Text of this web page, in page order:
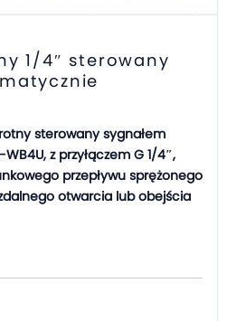
1/4″ sterowany
sterowany sygnałem
z przyłączem G 1/4″,
przepływu sprężonego
otwarcia lub obejścia